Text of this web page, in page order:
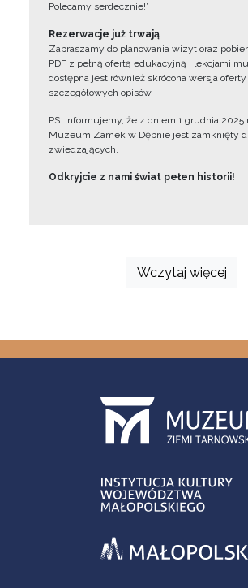
Polecamy serdecznie!”
Rezerwacje już trwają
Zapraszamy do planowania wizyt oraz
PDF z pełną ofertą edukacyjną i lekcjami
dostępna jest również skrócona wersja
szczegółowych opisów.
PS. Informujemy, że z dniem 1 grudnia 2025
Muzeum Zamek w Dębnie jest zamknięty
zwiedzających.
Odkryjcie z nami świat pełen historii!
Wczytaj więcej